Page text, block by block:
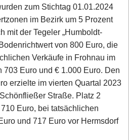
zum Stichtag 01.01.2024
im Bezirk um 5 Prozent
mit der Tegeler „Humboldt-
von 800 Euro, die
Verkäufe in Frohnau im
Euro und € 1.000 Euro. Den
erzielte im vierten Quartal 2023
Straße. Platz 2
Euro, bei tatsächlichen
und 717 Euro vor Hermsdorf